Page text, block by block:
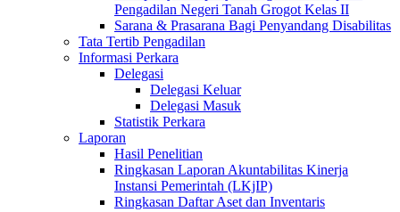
Pengadilan Negeri Tanah Grogot Kelas II
Sarana & Prasarana Bagi Penyandang Disabilitas
Tata Tertib Pengadilan
Informasi Perkara
Delegasi
Delegasi Keluar
Delegasi Masuk
Statistik Perkara
Laporan
Hasil Penelitian
Ringkasan Laporan Akuntabilitas Kinerja
Instansi Pemerintah (LKjIP)
Ringkasan Daftar Aset dan Inventaris